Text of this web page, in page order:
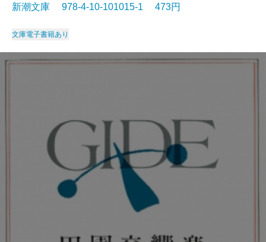
新潮文庫 978-4-10-101015-1 473円
文庫電子書籍あり